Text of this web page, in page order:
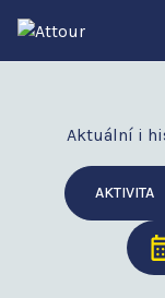
Aktuální i
AKTIVITA